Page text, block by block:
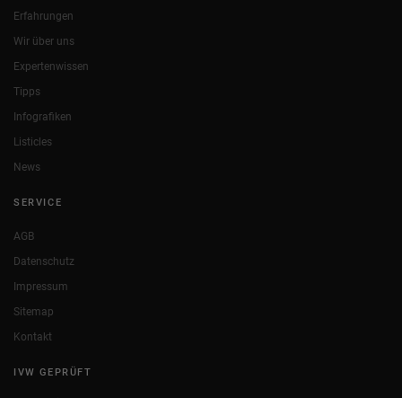
Erfahrungen
Wir über uns
Expertenwissen
Tipps
Infografiken
Listicles
News
SERVICE
AGB
Datenschutz
Impressum
Sitemap
Kontakt
IVW GEPRÜFT